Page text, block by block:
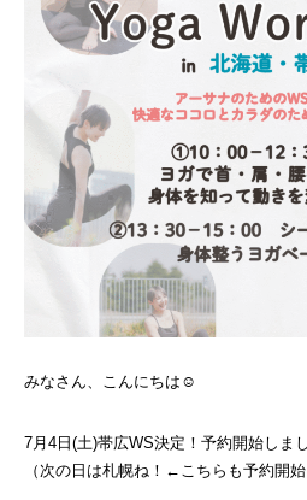
みなさん、こんにちは☺
7月4日(土)帯広WS決定！予約開始しま
（次の日は札幌ね！←こちらも予約開